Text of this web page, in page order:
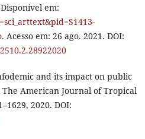
em:
. Acesso em: 26 ago. 2021. DOI:
and its impact on public
American Journal of Tropical
2020. DOI: